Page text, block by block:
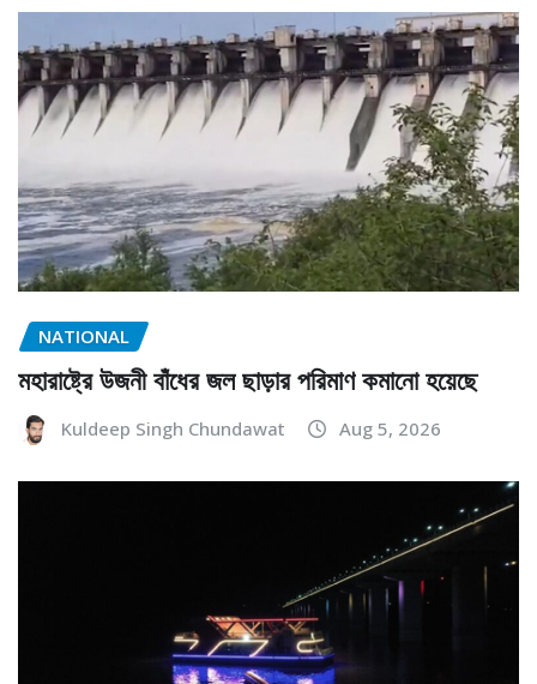
NATIONAL
মহারাষ্ট্রে উজনী বাঁধের জল ছাড়ার পরিমাণ কমানো হয়েছে
Kuldeep Singh Chundawat Aug 5, 2026